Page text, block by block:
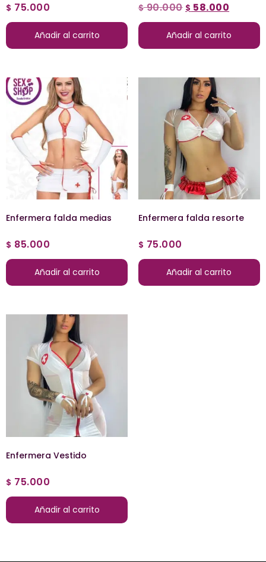
$ 75.000
Añadir al carrito
$90.000 $ 58.000
Añadir al carrito
Enfermera falda medias
$ 85.000
Añadir al carrito
Enfermera falda resorte
$ 75.000
Añadir al carrito
Enfermera Vestido
$ 75.000
Añadir al carrito